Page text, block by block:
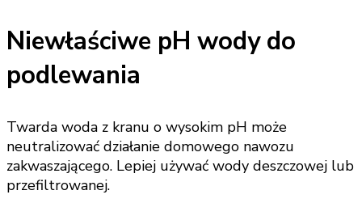
Niewłaściwe pH wody do
podlewania
Twarda woda z kranu o wysokim pH może
neutralizować działanie domowego nawozu
zakwaszającego. Lepiej używać wody deszczowej lub
przefiltrowanej.